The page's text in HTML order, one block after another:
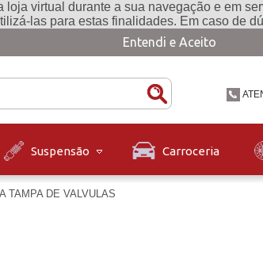
virtual durante a sua navegação e em
las para estas finalidades. Em caso de
Entendi e Aceito
Suspensão Carroceria
TAMPA DE VALVULAS